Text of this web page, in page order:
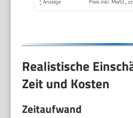
* Anzeige Preis inkl. MwSt.,
Realistische
Zeit und Kosten
Zeitaufwand